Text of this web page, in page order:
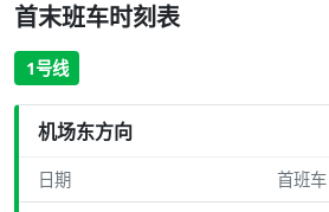
首末班车时刻表
1号线
机场东方向
日期 首班车